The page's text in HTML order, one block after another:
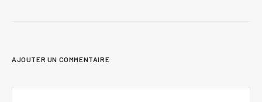
AJOUTER UN COMMENTAIRE